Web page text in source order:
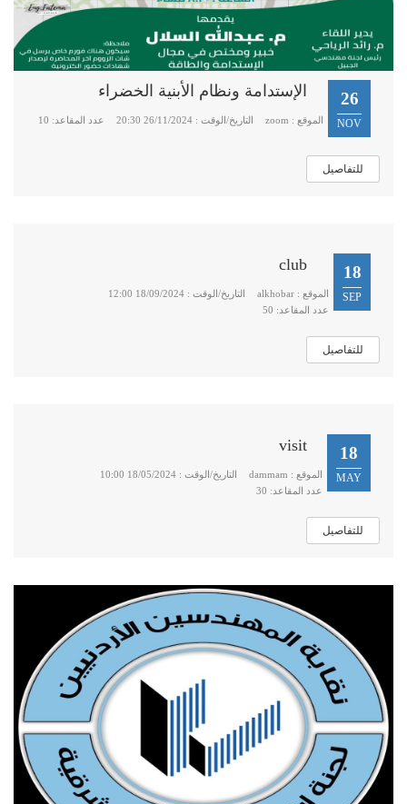
26
NOV
الإستدامة ونظام الأبنية الخضراء
الموقع : zoom التاريخ/الوقت : 26/11/2024 20:30 عدد المقاعد: 10
للتفاصيل
18
SEP
club
الموقع : alkhobar
التاريخ/الوقت : 18/09/2024 12:00
عدد المقاعد: 50
للتفاصيل
18
MAY
visit
الموقع : dammam
التاريخ/الوقت : 18/05/2024 10:00
عدد المقاعد: 30
للتفاصيل